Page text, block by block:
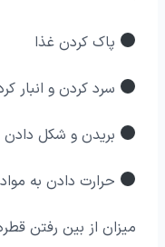
پاک کردن غذا
سرد کردن و انبار
بریدن و شکل دادن
حرارت دادن به
میزان از بین رفتن